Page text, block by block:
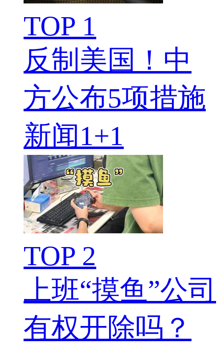
TOP 1
反制美国！中
方公布5项措施
新闻1+1
TOP 2
上班“摸鱼”公司
有权开除吗？